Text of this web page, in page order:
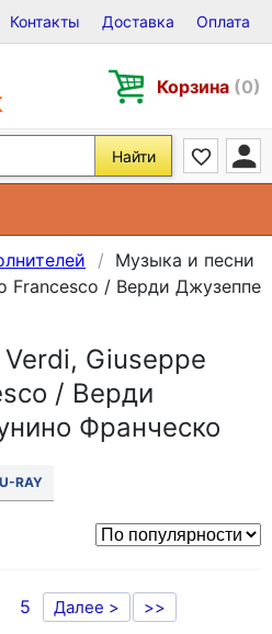
на Виниле, CD и DVD
Контакты Доставка Оплата
Корзина (0)
Найти
Музыка и песни
Francesco / Верди Джузеппе
Giuseppe
/ Верди
Франческо
RAY
5 Далее > >>